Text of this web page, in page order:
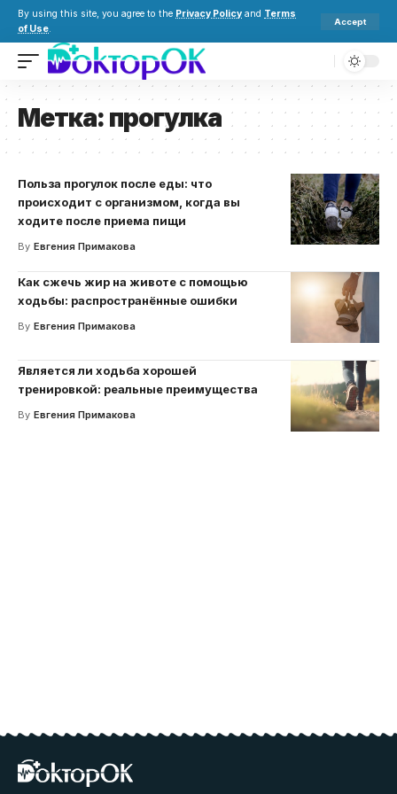
By using this site, you agree to the Privacy Policy and Terms
of Use.
Accept
Метка: прогулка
Польза прогулок после еды: что
происходит с организмом, когда вы
ходите после приема пищи
By Евгения Примакова
Как сжечь жир на животе с помощью
ходьбы: распространённые ошибки
By Евгения Примакова
Является ли ходьба хорошей
тренировкой: реальные преимущества
By Евгения Примакова